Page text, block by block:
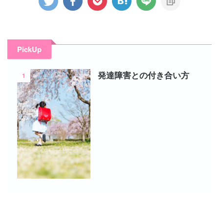
PickUp
1 発達障害との付き合い方